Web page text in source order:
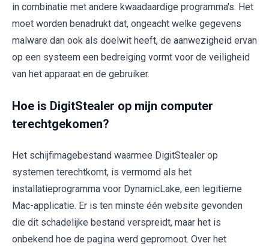
in combinatie met andere kwaadaardige programma's. Het
moet worden benadrukt dat, ongeacht welke gegevens
malware dan ook als doelwit heeft, de aanwezigheid ervan
op een systeem een bedreiging vormt voor de veiligheid
van het apparaat en de gebruiker.
Hoe is DigitStealer op mijn computer
terechtgekomen?
Het schijfimagebestand waarmee DigitStealer op
systemen terechtkomt, is vermomd als het
installatieprogramma voor DynamicLake, een legitieme
Mac-applicatie. Er is ten minste één website gevonden
die dit schadelijke bestand verspreidt, maar het is
onbekend hoe de pagina werd gepromoot. Over het